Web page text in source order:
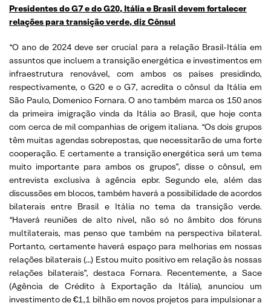
Presidentes do G7 e do G20, Itália e Brasil devem fortalecer
relações para transição verde, diz Cônsul
“O ano de 2024 deve ser crucial para a relação Brasil-Itália em
assuntos que incluem a transição energética e investimentos em
infraestrutura renovável, com ambos os países presidindo,
respectivamente, o G20 e o G7, acredita o cônsul da Itália em
São Paulo, Domenico Fornara. O ano também marca os 150 anos
da primeira imigração vinda da Itália ao Brasil, que hoje conta
com cerca de mil companhias de origem italiana. “Os dois grupos
têm muitas agendas sobrepostas, que necessitarão de uma forte
cooperação. E certamente a transição energética será um tema
muito importante para ambos os grupos”, disse o cônsul, em
entrevista exclusiva à agência epbr. Segundo ele, além das
discussões em blocos, também haverá a possibilidade de acordos
bilaterais entre Brasil e Itália no tema da transição verde.
“Haverá reuniões de alto nível, não só no âmbito dos fóruns
multilaterais, mas penso que também na perspectiva bilateral.
Portanto, certamente haverá espaço para melhorias em nossas
relações bilaterais (…) Estou muito positivo em relação às nossas
relações bilaterais”, destaca Fornara. Recentemente, a Sace
(Agência de Crédito à Exportação da Itália), anunciou um
investimento de €1,1 bilhão em novos projetos para impulsionar a